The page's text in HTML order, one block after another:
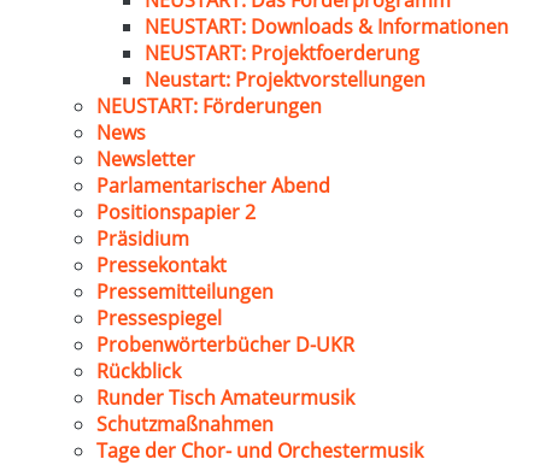
NEUSTART: Downloads & Informationen
NEUSTART: Projektfoerderung
Neustart: Projektvorstellungen
NEUSTART: Förderungen
News
Newsletter
Parlamentarischer Abend
Positionspapier 2
Präsidium
Pressekontakt
Pressemitteilungen
Pressespiegel
Probenwörterbücher D-UKR
Rückblick
Runder Tisch Amateurmusik
Schutzmaßnahmen
Tage der Chor- und Orchestermusik